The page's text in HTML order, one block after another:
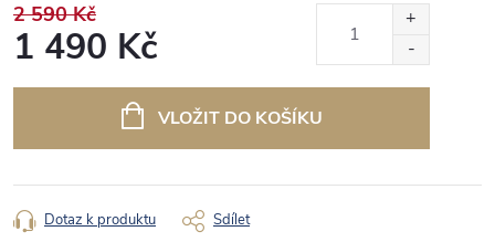
2 590 Kč
1 490 Kč
VLOŽIT DO KOŠÍKU
Dotaz k produktu Sdílet